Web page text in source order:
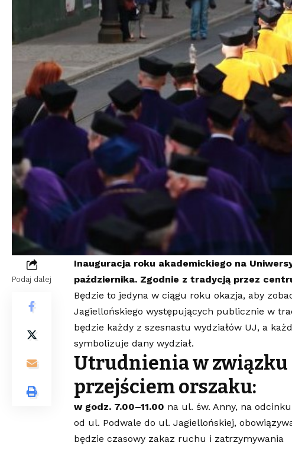
Podaj dalej
Inauguracja roku akademickiego na
października. Zgodnie z tradycją przez
Będzie to jedyna w ciągu roku okazja, aby
Jagiellońskiego występujących publicznie w
będzie każdy z szesnastu wydziałów UJ, a
symbolizuje dany wydział.
Utrudnienia w związku
przejściem orszaku:
w godz. 7.00–11.00 na ul. św. Anny, na odcinku
od ul. Podwale do ul. Jagiellońskiej,
będzie czasowy zakaz ruchu i zatrzymywania